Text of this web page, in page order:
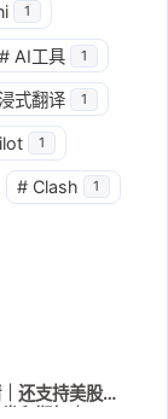
1
# AI工具 1
式翻译 1
1
# Clash 1
还支持美股、